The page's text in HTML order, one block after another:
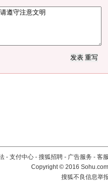
- 支付中心 - 搜狐招聘 - 广告服务 - 客
Copyright©2016
搜狐不良信息举